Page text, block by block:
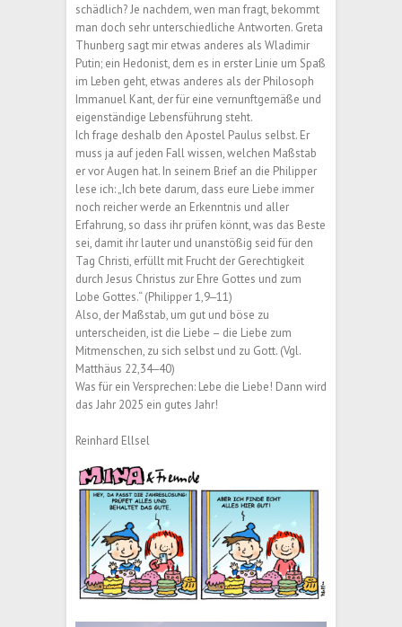
schädlich? Je nachdem, wen man fragt, bekommt
man doch sehr unterschiedliche Antworten. Greta
Thunberg sagt mir etwas anderes als Wladimir
Putin; ein Hedonist, dem es in erster Linie um Spaß
im Leben geht, etwas anderes als der Philosoph
Immanuel Kant, der für eine vernunftgemäße und
eigenständige Lebensführung steht.
Ich frage deshalb den Apostel Paulus selbst. Er
muss ja auf jeden Fall wissen, welchen Maßstab
er vor Augen hat. In seinem Brief an die Philipper
lese ich: „Ich bete darum, dass eure Liebe immer
noch reicher werde an Erkenntnis und aller
Erfahrung, so dass ihr prüfen könnt, was das Beste
sei, damit ihr lauter und unanstößig seid für den
Tag Christi, erfüllt mit Frucht der Gerechtigkeit
durch Jesus Christus zur Ehre Gottes und zum
Lobe Gottes.“ (Philipper 1,9‒11)
Also, der Maßstab, um gut und böse zu
unterscheiden, ist die Liebe – die Liebe zum
Mitmenschen, zu sich selbst und zu Gott. (Vgl.
Matthäus 22,34‒40)
Was für ein Versprechen: Lebe die Liebe! Dann wird
das Jahr 2025 ein gutes Jahr!
Reinhard Ellsel